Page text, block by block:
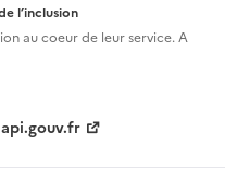
l’inclusion
aucoeur de leur service. A
api.gouv.fr